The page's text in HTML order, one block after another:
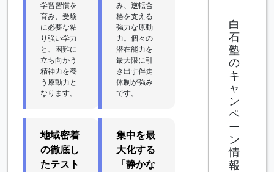
学習習慣を
育み、受験
に必要な粘
り強い学力
と、困難に
立ち向かう
精神力を養
う原動力と
なります。
み、逆転合
格を支える
強力な原動
力。個々の
潜在能力を
最大限に引
き出す伴走
体制が強み
です。
地域密着
の徹底し
たテスト
集中を最
大化する
「静かな
白
石
塾
の
キ
ャ
ン
ペ
ー
ン
情
報